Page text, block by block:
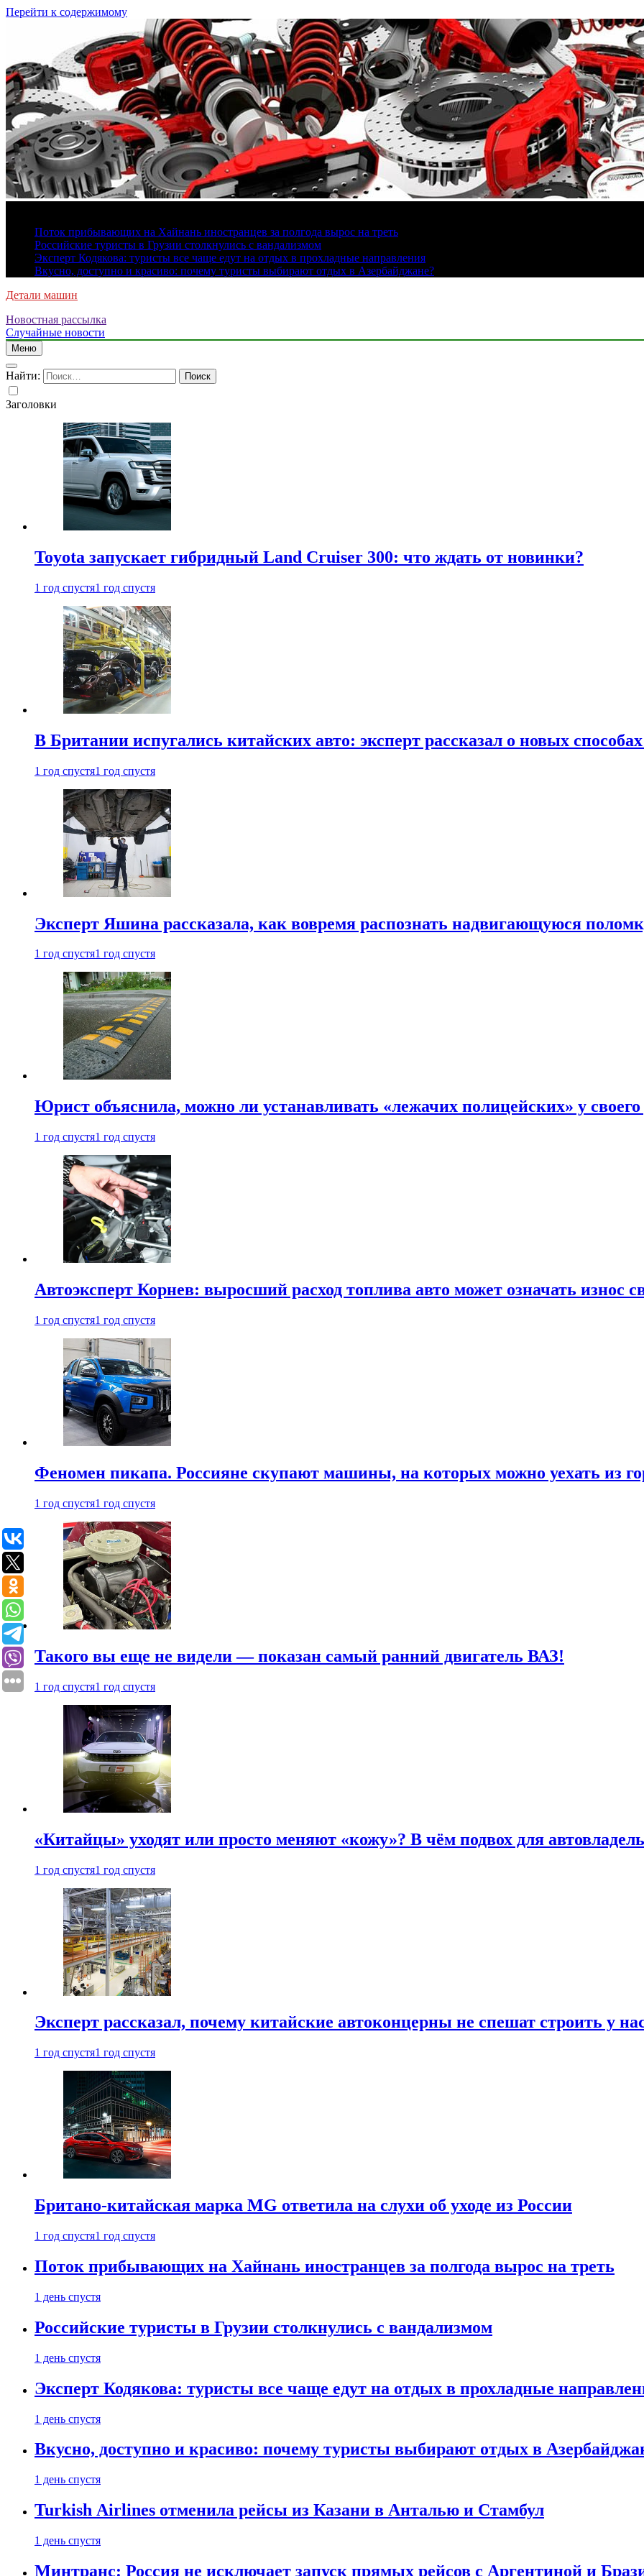
Перейти к содержимому
Поток прибывающих на Хайнань иностранцев за полгода вырос на треть
Российские туристы в Грузии столкнулись с вандализмом
Эксперт Кодякова: туристы все чаще едут на отдых в прохладные направления
Вкусно, доступно и красиво: почему туристы выбирают отдых в Азербайджане?
Детали машин
Новостная рассылка
Случайные новости
Меню
Найти:
Заголовки
Toyota запускает гибридный Land Cruiser 300: что ждать от новинки?
1 год спустя1 год спустя
В Британии испугались китайских авто: эксперт рассказал о новых
1 год спустя1 год спустя
Эксперт Яшина рассказала, как вовремя распознать надвигающуюся
1 год спустя1 год спустя
Юрист объяснила, можно ли устанавливать «лежачих полицейских» у
1 год спустя1 год спустя
Автоэксперт Корнев: выросший расход топлива авто может означать износ
1 год спустя1 год спустя
Феномен пикапа. Россияне скупают машины, на которых можно уехать из
1 год спустя1 год спустя
Такого вы еще не видели — показан самый ранний двигатель ВАЗ!
1 год спустя1 год спустя
«Китайцы» уходят или просто меняют «кожу»? В чём подвох для
1 год спустя1 год спустя
Эксперт рассказал, почему китайские автоконцерны не спешат строить у
1 год спустя1 год спустя
Британо-китайская марка MG ответила на слухи об уходе из России
1 год спустя1 год спустя
Поток прибывающих на Хайнань иностранцев за полгода вырос на треть
1 день спустя
Российские туристы в Грузии столкнулись с вандализмом
1 день спустя
Эксперт Кодякова: туристы все чаще едут на отдых в прохладные
1 день спустя
Вкусно, доступно и красиво: почему туристы выбирают отдых в
1 день спустя
Turkish Airlines отменила рейсы из Казани в Анталью и Стамбул
1 день спустя
Минтранс: Россия не исключает запуск прямых рейсов с Аргентиной и